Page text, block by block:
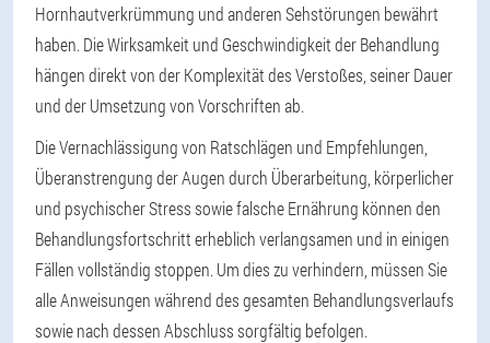
Hornhautverkrümmung und anderen Sehstörungen bewährt
haben. Die Wirksamkeit und Geschwindigkeit der Behandlung
hängen direkt von der Komplexität des Verstoßes, seiner Dauer
und der Umsetzung von Vorschriften ab.
Die Vernachlässigung von Ratschlägen und Empfehlungen,
Überanstrengung der Augen durch Überarbeitung, körperlicher
und psychischer Stress sowie falsche Ernährung können den
Behandlungsfortschritt erheblich verlangsamen und in einigen
Fällen vollständig stoppen. Um dies zu verhindern, müssen Sie
alle Anweisungen während des gesamten Behandlungsverlaufs
sowie nach dessen Abschluss sorgfältig befolgen.